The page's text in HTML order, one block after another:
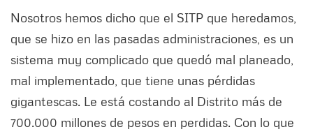
Nosotros hemos dicho que el SITP que heredamos,
que se hizo en las pasadas administraciones, es un
sistema muy complicado que quedó mal planeado,
mal implementado, que tiene unas pérdidas
gigantescas. Le está costando al Distrito más de
700.000 millones de pesos en perdidas. Con lo que